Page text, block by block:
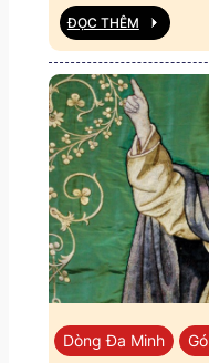
ĐỌC THÊM
Dòng Đa Minh